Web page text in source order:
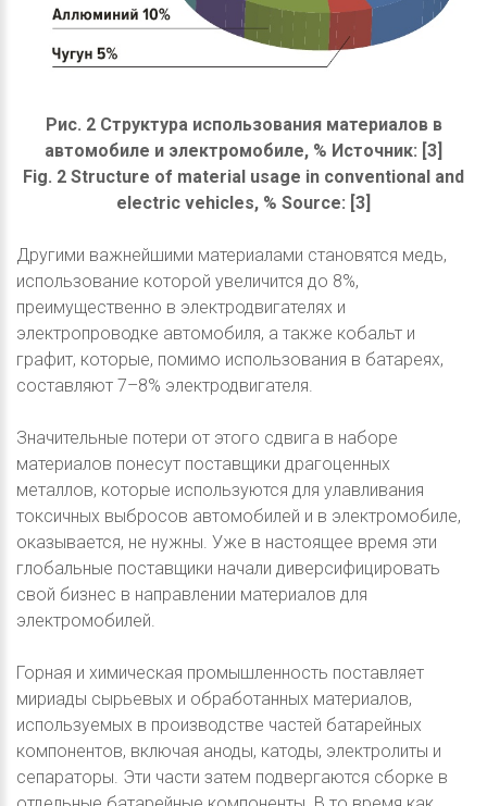
Рис. 2 Структура использования материалов в
автомобиле и электромобиле, % Источник: [3]
Fig. 2 Structure of material usage in conventional and
electric vehicles, % Source: [3]
Другими важнейшими материалами становятся медь,
использование которой увеличится до 8%,
преимущественно в электродвигателях и
электропроводке автомобиля, а также кобальт и
графит, которые, помимо использования в батареях,
составляют 7–8% электродвигателя.
Значительные потери от этого сдвига в наборе
материалов понесут поставщики драгоценных
металлов, которые используются для улавливания
токсичных выбросов автомобилей и в электромобиле,
оказывается, не нужны. Уже в настоящее время эти
глобальные поставщики начали диверсифицировать
свой бизнес в направлении материалов для
электромобилей.
Горная и химическая промышленность поставляет
мириады сырьевых и обработанных материалов,
используемых в производстве частей батарейных
компонентов, включая аноды, катоды, электролиты и
сепараторы. Эти части затем подвергаются сборке в